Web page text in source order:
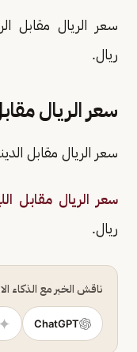
ريال.
سعر الريال
سعر الريال مقابل الدينار
سعر الريال مقابل
ريال.
ناقش الخبر مع الذكاء
ChatGPT